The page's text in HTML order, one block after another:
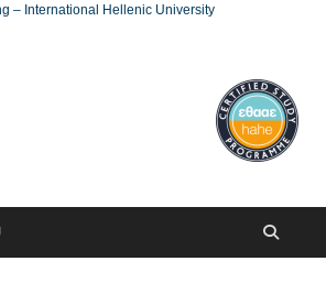
– International Hellenic University